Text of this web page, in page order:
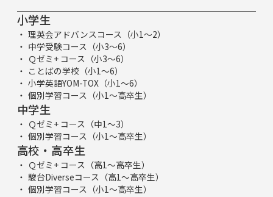
小学生
理英会アドバンスコース（小1～2）
中学受験コース（小3～6）
Ｑゼミ+ コース（小3～6）
ことばの学校（小1～6）
小学英語YOM-TOX（小1～6）
個別学習コース（小1～高卒生）
中学生
Ｑゼミ+ コース（中1～3）
個別学習コース（小1～高卒生）
高校・高卒生
Ｑゼミ+ コース（高1～高卒生）
駿台Diverseコース（高1～高卒生）
個別学習コース（小1～高卒生）